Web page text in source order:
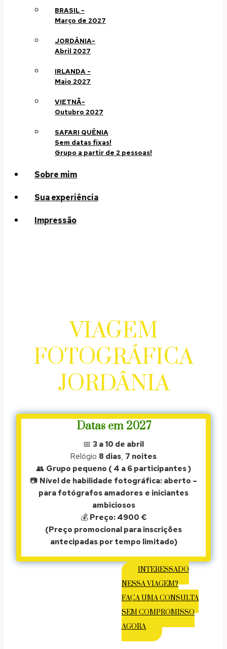
BRASIL -
Março de 2027
JORDÂNIA-
Abril 2027
IRLANDA -
Maio 2027
VIETNÃ-
Outubro 2027
SAFARI QUÊNIA
Sem datas fixas!
Grupo a partir de 2 pessoas!
Sobre mim
Sua experiência
Impressão
VIAGEM
FOTOGRÁFICA
JORDÂNIA
Datas em 2027
📅 3 a 10 de abril
Relógio 8 dias, 7 noites
👥 Grupo pequeno ( 4 a 6 participantes )
📷 Nível de habilidade fotográfica: aberto –
para fotógrafos amadores e iniciantes
ambiciosos
💰 Preço: 4900 €
(Preço promocional para inscrições
antecipadas por tempo limitado)
INTERESSADO
NESSA VIAGEM?
FAÇA UMA CONSULTA
SEM COMPROMISSO
AGORA